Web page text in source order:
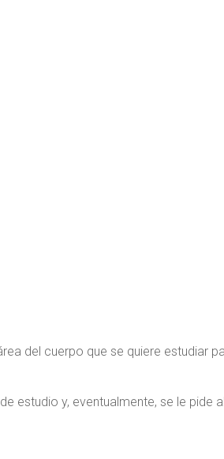
del cuerpo que se quiere estudiar
estudio y, eventualmente, se le pide al